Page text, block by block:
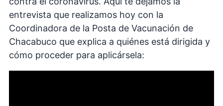
entrevista que realizamos hoy con la
Coordinadora de la Posta de Vacunación de
Chacabuco que explica a quiénes está dirigida y
cómo proceder para aplicársela: